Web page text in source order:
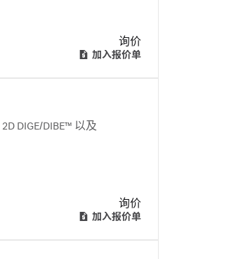
询价
加入报价单
DIGE/DIBE™ 以及
询价
加入报价单